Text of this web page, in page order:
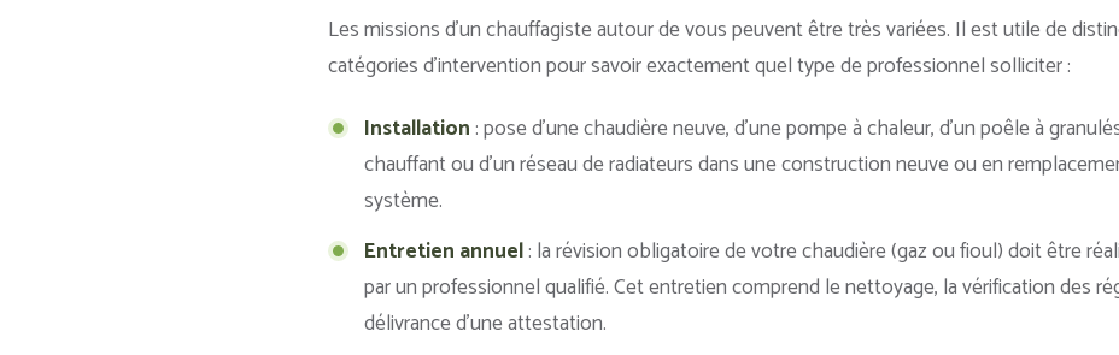
Les missions d’un chauffagiste autour de vous peuvent être très variées. Il est utile de
catégories d’intervention pour savoir exactement quel type de professionnel solliciter :
Installation : pose d’une chaudière neuve, d’une pompe à chaleur, d’un poêle à
chauffant ou d’un réseau de radiateurs dans une construction neuve ou en
système.
Entretien annuel: la révision obligatoire de votre chaudière (gaz ou fioul) doit être
par un professionnel qualifié. Cet entretien comprend le nettoyage, la vérification des
délivrance d’une attestation.